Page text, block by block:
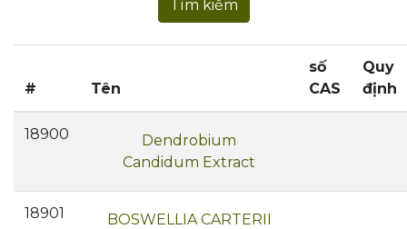
Tìm kiếm
# Tên
số
CAS
Quy
định
18900
Dendrobium
Candidum Extract
18901
BOSWELLIA CARTERII